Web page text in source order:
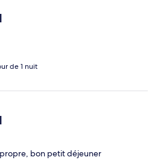
de 1 nuit
bon petit déjeuner